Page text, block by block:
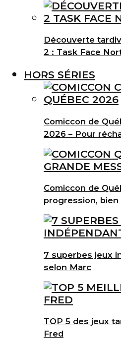
Découverte
2 : Task Face
HORS SÉRIES
Comiccon de
2026 – Pour
Comiccon de
progression,
7 superbes jeux
selon Marc
TOP 5 des jeux
Fred